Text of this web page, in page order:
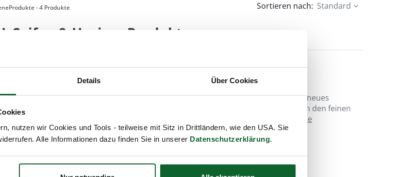
Details Über Cookies
nutzen wir Cookies und Tools - teilweise mit Sitz in Drittländern, wie den USA. Sie
Alle Informationen dazu finden Sie in unserer Datenschutzerklärung.
- 4 Produkte Sortieren nach: Standard
Seifen & HygieneProdukte
…ein sanftes Wascherlebnis
DieSchaumSeifen von SANOLL-Biokosmetikbieten ein neues
Wascherlebnis, selbst beim Händewaschen. Sie sind durch den feinen
ohne
Treibgasesehr ergiebig und effektivin der Anwendung.
Weiterlesen